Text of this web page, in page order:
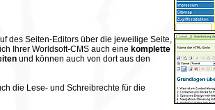
des Seiten-Editors über die jeweilige Seite,
Ihrer Worldsoft-CMS auch eine komplette
und können auch von dort aus den
die Lese- und Schreibrechte für die